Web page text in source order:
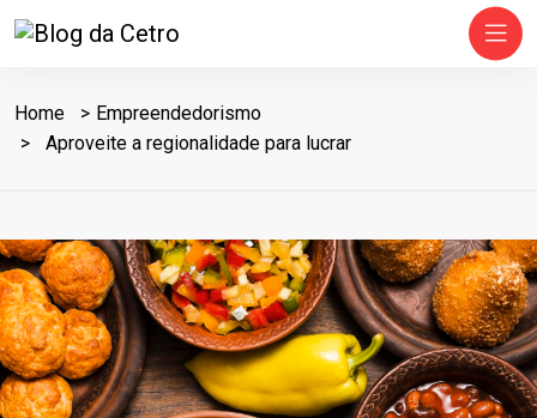
Home
Empreendedorismo
Aproveite a regionalidade para lucrar